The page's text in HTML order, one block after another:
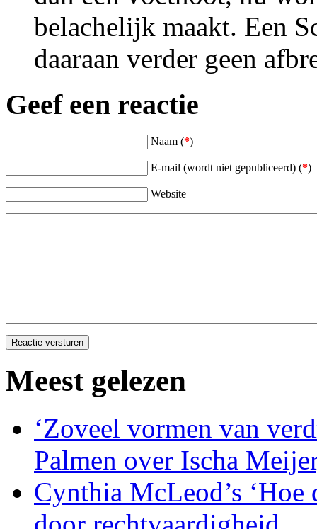
belachelijk maakt. Een
daaraan verder geen
Geef een reactie
Naam (*)
E-mail (wordt niet gepubliceerd) (*)
Website
Meest gelezen
‘Zoveel vormen van
Palmen over Ischa
Cynthia McLeod’s